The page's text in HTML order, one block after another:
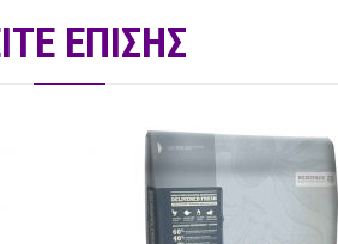
ΕΠΙΣΗΣ